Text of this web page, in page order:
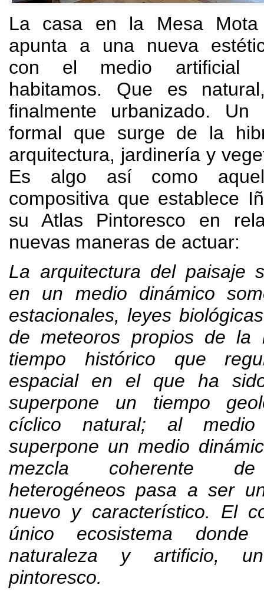
La casa en la Mesa Mota
apunta a una nueva
con el medio artificial
habitamos. Que es natural
finalmente urbanizado. Un
formal que surge de la
arquitectura, jardinería y
Es algo así como
compositiva que establece
su Atlas Pintoresco en
nuevas maneras de actuar:
La arquitectura del paisaje
en un medio dinámico
estacionales,leyes
de meteoros propios de la
tiempo histórico que
espacial en el que ha
superpone un tiempo
cíclico natural; al
superpone un medio
mezcla coherente de
heterogéneos pasa a ser
nuevo y característico. El
único ecosistema
naturaleza y artificio,
pintoresco.